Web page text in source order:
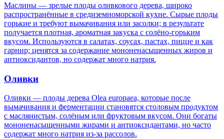
Маслины — зрелые плоды оливкового дерева, широко
распространённые в средиземноморской кухне. Сырые плоды
горькие и требуют вымачивания или засолки; в результате
получается плотная, ароматная закуска с солёно‑горьким
вкусом. Используются в салатах, соусах, пастах, пицце и как
гарнир; ценятся за содержание мононенасыщенных жиров и
антиоксидантов, но содержат много натрия.
Оливки
Оливки — плоды дерева Olea europaea, которые после
вымачивания и ферментации становятся столовым продуктом
с маслянистым, солёным или фруктовым вкусом. Они богаты
мононенасыщенными жирами и антиоксидантами, но часто
содержат много натрия из-за рассолов.